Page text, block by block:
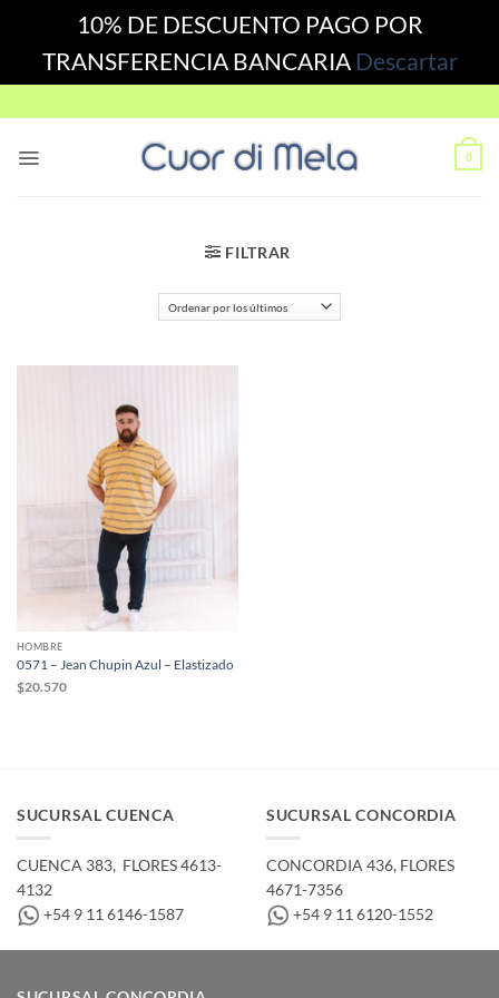
10% DE DESCUENTO PAGO POR
TRANSFERENCIA BANCARIA Descartar
to
0
FILTRAR
HOMBRE
0571 – Jean Chupin Azul – Elastizado
$20.570
SUCURSAL CUENCA
CUENCA 383, ­ FLORES 4613-
4132
+54 9 11 6146-1587
SUCURSAL CONCORDIA
CONCORDIA 436,­ FLORES
4671-7356
+54 9 11 6120-1552